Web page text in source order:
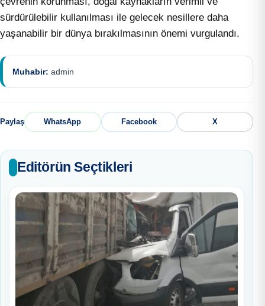
sürdürülebilir kullanılması ile gelecek nesillere daha
yaşanabilir bir dünya bırakılmasının önemi vurgulandı.
Muhabir: admin
Paylaş WhatsApp Facebook X
Editörün Seçtikleri